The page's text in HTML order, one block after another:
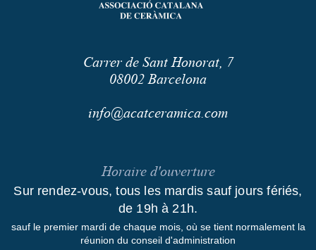
Carrer de Sant Honorat, 7
08002Barcelona
info@acatceramica.com
Horaire d'ouverture
Sur rendez-vous, tous les mardis sauf jours fériés,
de 19h à 21h.
sauf le premier mardi de chaque mois, où se tient normalement la
réunion du conseil d'administration